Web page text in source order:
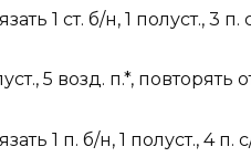
1 ст. б/н, 1 полуст., 3 п.
5 возд. п.*, повторять
1 п. б/н, 1 полуст., 4 п.